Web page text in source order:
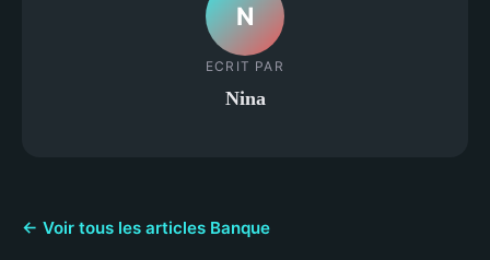
N
ECRIT PAR
Nina
← Voir tous les articles Banque